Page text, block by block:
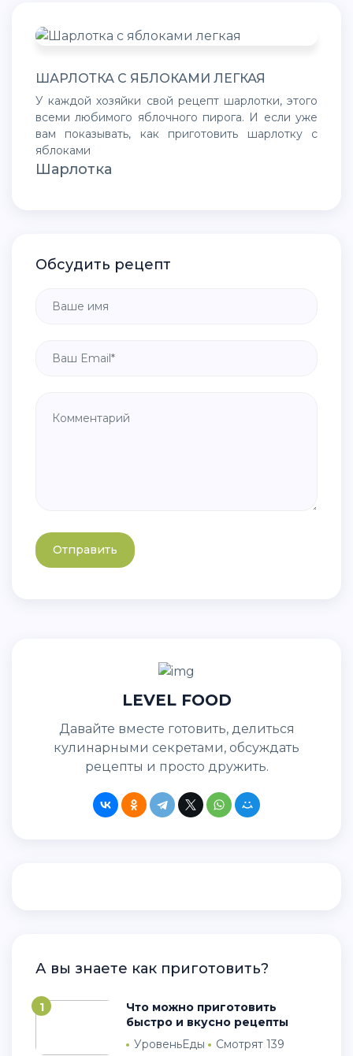
ШАРЛОТКА С ЯБЛОКАМИ ЛЕГКАЯ
У каждой хозяйки свой рецепт шарлотки, этого
всеми любимого яблочного пирога. И если уже
вам показывать, как приготовить шарлотку с
яблоками
Шарлотка
Обсудить рецепт
Отправить
LEVEL FOOD
Давайте вместе готовить, делиться
кулинарными секретами, обсуждать
рецепты и просто дружить.
А вы знаете как приготовить?
1
Что можно приготовить
быстро и вкусно рецепты
УровеньЕды
Смотрят 139